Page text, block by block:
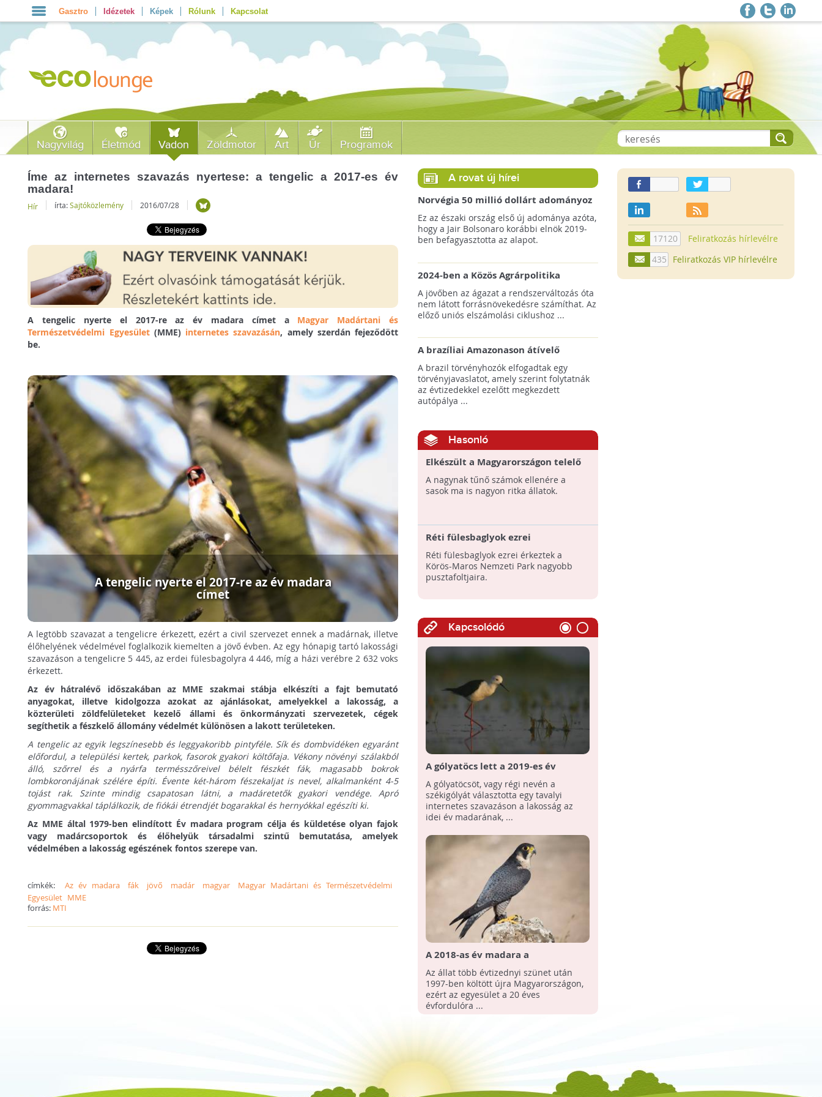
Gasztro Idézetek Képek Rólunk Kapcsolat
Nagyvilág Életmód Vadon Zöldmotor Art Űr Programok
Íme az internetes szavazás nyertese: a tengelic a 2017-es év
madara!
Hír írta:Sajtóközlemény 2016/07/28
A tengelic nyerte el 2017-re az év madara címet a Magyar Madártani és
Természetvédelmi Egyesület(MME) internetes szavazásán, amely szerdán fejeződött
be.
A tengelic nyerte el 2017-re az év madara
címet
A legtöbb szavazat a tengelicre érkezett, ezért a civil szervezet ennek a madárnak, illetve
élőhelyének védelmével foglalkozik kiemelten a jövő évben. Az egy hónapig tartó lakossági
szavazáson a tengelicre 5 445, az erdei fülesbagolyra 4 446, míg a házi verébre 2 632 voks
érkezett.
Az év hátralévő időszakában az MME szakmai stábja elkészíti a fajt bemutató
anyagokat, illetve kidolgozza azokat az ajánlásokat, amelyekkel a lakosság, a
közterületi zöldfelületeket kezelő állami és önkormányzati szervezetek, cégek
segíthetik a fészkelő állomány védelmét különösen a lakott területeken.
A tengelic az egyik legszínesebb és leggyakoribb pintyféle. Sík és dombvidéken egyaránt
előfordul, a települési kertek, parkok, fasorok gyakori költőfaja. Vékony növényi szálakból
álló, szőrrel és a nyárfa termésszőreivel bélelt fészkét fák, magasabb bokrok
lombkoronájának szélére építi. Évente két-három fészekaljat is nevel, alkalmanként 4-5
tojást rak. Szinte mindig csapatosan látni, a madáretetők gyakori vendége. Apró
gyommagvakkal táplálkozik, de fiókái étrendjét bogarakkal és hernyókkal egészíti ki.
Az MME által 1979-ben elindított Év madara program célja és küldetése olyan fajok
vagy madárcsoportok és élőhelyük társadalmi szintű bemutatása, amelyek
védelmében a lakosság egészének fontos szerepe van.
címkék:Az év madara fák jövő madár magyar
Magyar Madártani és Természetvédelmi
Egyesület MME
forrás: MTI
A rovat új hírei
Norvégia 50 millió dollárt adományoz
a brazil Amazonas-alapnak a csökkenő
erdőirtás miatt
Ez az északi ország első új adománya azóta,
hogy a Jair Bolsonaro korábbi elnök 2019-
ben befagyasztotta az alapot.
2024-ben a Közös Agrárpolitika
keretein belül az erdőtelepítési
pályázatok az elsők között nyílnak
majd meg
A jövőben az ágazat a rendszerváltozás óta
nem látott forrásnövekedésre számíthat. Az
előző uniós elszámolási ciklushoz ...
A brazíliai Amazonason átívelő
autópálya robbanásszerű illegális
erdőirtást indíthat el
A brazil törvényhozók elfogadtak egy
törvényjavaslatot, amely szerint folytatnák
az évtizedekkel ezelőtt megkezdett
autópálya ...
Hasonló
Elkészült a Magyarországon telelő
sasok 2016-os leltára
A nagynak tűnő számok ellenére a
sasok ma is nagyon ritka állatok.
Réti fülesbaglyok ezrei
Réti fülesbaglyok ezrei érkeztek a
Körös-Maros Nemzeti Park nagyobb
pusztafoltjaira.
Kapcsolódó
A gólyatöcs lett a 2019-es év
madara
A gólyatöcsöt, vagy régi nevén a
székigólyát választotta egy tavalyi
internetes szavazáson a lakosság az
idei év madarának, ...
A 2018-as év madara a
vándorsólyom
Az állat több évtizednyi szünet után
1997-ben költött újra Magyarországon,
ezért az egyesület a 20 éves
évfordulóra ...
17120
Feliratkozás hírlevélre
435
Feliratkozás VIP hírlevélre